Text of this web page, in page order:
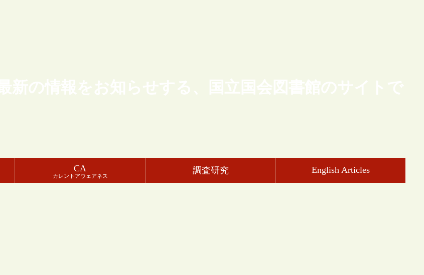
新の情報をお知らせする、国立国会図書館のサイトで
CA
カレントアウェアネス
調査研究 English Articles